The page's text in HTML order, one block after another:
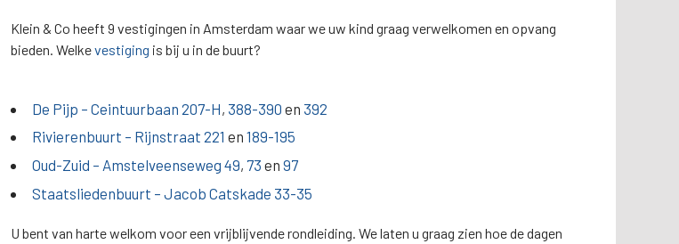
Klein & Co heeft 9 vestigingen in Amsterdam waar we uw kind graag verwelkomen en opvang
bieden. Welkevestiging is bij u in de buurt?
De Pijp – Ceintuurbaan 207-H, 388-390 en 392
Rivierenbuurt – Rijnstraat 221 en 189-195
Oud-Zuid – Amstelveenseweg 49, 73 en 97
Staatsliedenbuurt – Jacob Catskade 33-35
U bent van harte welkom voor een vrijblijvende rondleiding. We laten u graag zien hoe de dagen